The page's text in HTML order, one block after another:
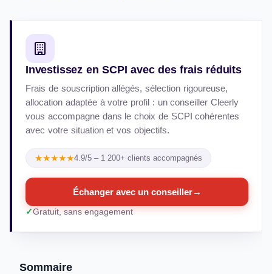
Investissez en SCPI avec des frais réduits
Frais de souscription allégés, sélection rigoureuse,
allocation adaptée à votre profil : un conseiller Cleerly
vous accompagne dans le choix de SCPI cohérentes
avec votre situation et vos objectifs.
★★★★★4.9/5 – 1 200+ clients accompagnés
Échanger avec un conseiller→
Gratuit, sans engagement
Sommaire